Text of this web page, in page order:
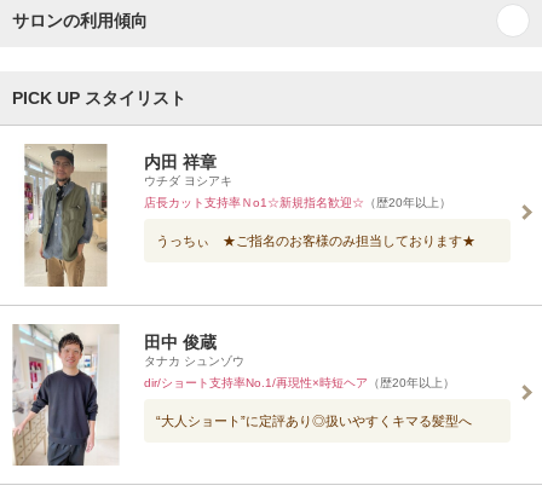
サロンの利用傾向
PICK UP スタイリスト
内田 祥章
ウチダ ヨシアキ
店長カット支持率Ｎo1☆新規指名歓迎☆ （歴20年以上）
うっちぃ ★ご指名のお客様のみ担当しております★
田中 俊蔵
タナカ シュンゾウ
dir/ショート支持率No.1/再現性×時短ヘア （歴20年以上）
“大人ショート”に定評あり◎扱いやすくキマる髪型へ